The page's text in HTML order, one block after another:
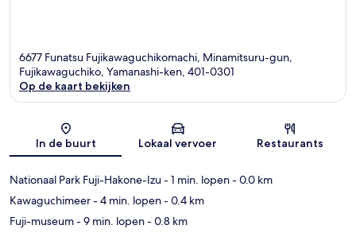
6677 Funatsu Fujikawaguchikomachi, Minamitsuru-gun,
Fujikawaguchiko, Yamanashi-ken, 401-0301
Op de kaart bekijken
In de buurt Lokaal vervoer Restaurants
Nationaal Park Fuji-Hakone-Izu- 1 min. lopen- 0.0 km
Kawaguchimeer- 4 min. lopen- 0.4 km
Fuji-museum- 9 min. lopen- 0.8 km